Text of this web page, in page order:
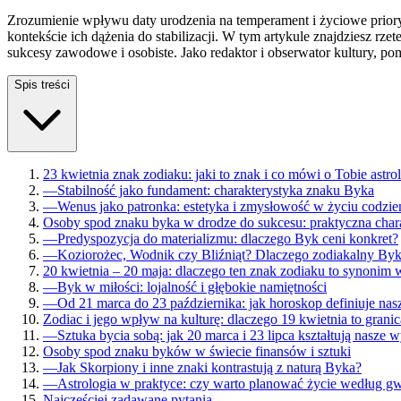
Zrozumienie wpływu daty urodzenia na temperament i życiowe
kontekście ich dążenia do stabilizacji. W tym artykule znajdziesz
sukcesy zawodowe i osobiste. Jako redaktor i obserwator kultury,
Spis treści
23 kwietnia znak zodiaku: jaki to znak i co mówi o Tobie
—Stabilność jako fundament: charakterystyka znaku Byka
—Wenus jako patronka: estetyka i zmysłowość w życiu
Osoby spod znaku byka w drodze do sukcesu: praktyczna
—Predyspozycja do materializmu: dlaczego Byk ceni konkret?
—Koziorożec, Wodnik czy Bliźniąt? Dlaczego zodiakalny
20 kwietnia – 20 maja: dlaczego ten znak zodiaku to synonim
—Byk w miłości: lojalność i głębokie namiętności
—Od 21 marca do 23 października: jak horoskop definiuje
Zodiac i jego wpływ na kulturę: dlaczego 19 kwietnia to
—Sztuka bycia sobą: jak 20 marca i 23 lipca kształtują nasze
Osoby spod znaku byków w świecie finansów i sztuki
—Jak Skorpiony i inne znaki kontrastują z naturą Byka?
—Astrologia w praktyce: czy warto planować życie według